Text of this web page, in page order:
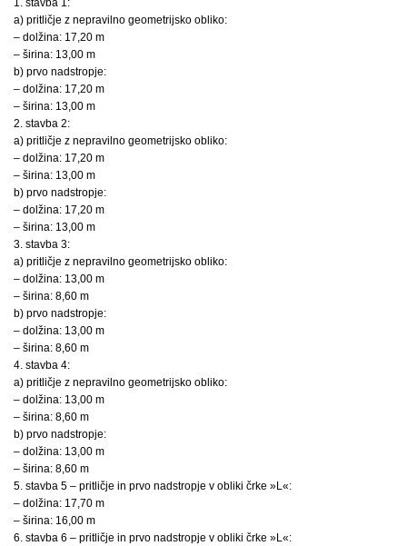
a) pritličje z nepravilno geometrijsko obliko:
– dolžina: 17,20 m
– širina: 13,00 m
b) prvo nadstropje:
– dolžina: 17,20 m
– širina: 13,00 m
2. stavba 2:
a) pritličje z nepravilno geometrijsko obliko:
– dolžina: 17,20 m
– širina: 13,00 m
b) prvo nadstropje:
– dolžina: 17,20 m
– širina: 13,00 m
3. stavba 3:
a) pritličje z nepravilno geometrijsko obliko:
– dolžina: 13,00 m
– širina: 8,60 m
b) prvo nadstropje:
– dolžina: 13,00 m
– širina: 8,60 m
4. stavba 4:
a) pritličje z nepravilno geometrijsko obliko:
– dolžina: 13,00 m
– širina: 8,60 m
b) prvo nadstropje:
– dolžina: 13,00 m
– širina: 8,60 m
5. stavba 5 – pritličje in prvo nadstropje v obliki črke »L«:
– dolžina: 17,70 m
– širina: 16,00 m
6. stavba 6 – pritličje in prvo nadstropje v obliki črke »L«: